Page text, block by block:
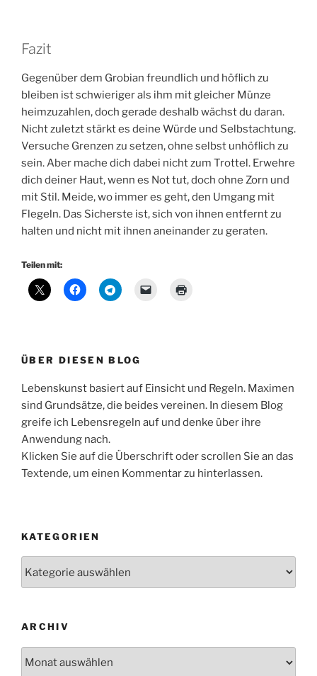
Fazit
Gegenüber dem Grobian freundlich und höflich zu
bleiben ist schwieriger als ihm mit gleicher Münze
heimzuzahlen, doch gerade deshalb wächst du daran.
Nicht zuletzt stärkt es deine Würde und Selbstachtung.
Versuche Grenzen zu setzen, ohne selbst unhöflich zu
sein. Aber mache dich dabei nicht zum Trottel. Erwehre
dich deiner Haut, wenn es Not tut, doch ohne Zorn und
mit Stil. Meide, wo immer es geht, den Umgang mit
Flegeln. Das Sicherste ist, sich von ihnen entfernt zu
halten und nicht mit ihnen aneinander zu geraten.
Teilen mit:
ÜBER DIESEN BLOG
Lebenskunst basiert auf Einsicht und Regeln. Maximen
sind Grundsätze, die beides vereinen. In diesem Blog
greife ich Lebensregeln auf und denke über ihre
Anwendung nach.
Klicken Sie auf die Überschrift oder scrollen Sie an das
Textende, um einen Kommentar zu hinterlassen.
KATEGORIEN
ARCHIV